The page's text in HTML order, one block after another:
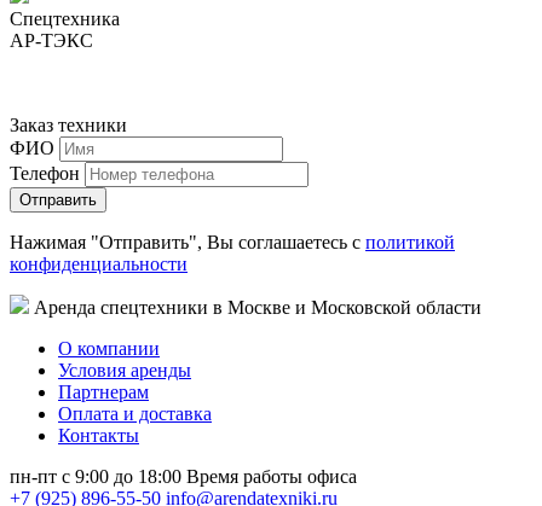
Спецтехника
АР-ТЭКС
Заказ техники
ФИО
Телефон
Нажимая "Отправить", Вы соглашаетесь с политикой
конфиденциальности
Аренда спецтехники в Москве и Московской области
О компании
Условия аренды
Партнерам
Оплата и доставка
Контакты
пн-пт с 9:00 до 18:00 Время работы офиса
+7 (925) 896-55-50 info@arendatexniki.ru